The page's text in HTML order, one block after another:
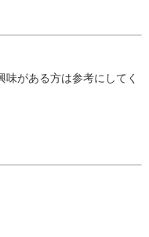
がある方は参考にしてく